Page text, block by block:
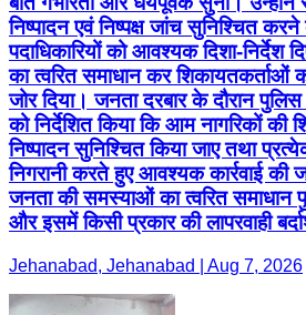
निष्पादन एवं निष्पक्ष जांच सुनिश्चित
पदाधिकारियों को आवश्यक दिशा-निर्देश
का त्वरित समाधान कर शिकायतकर्ताओं
जोर दिया। जनता दरबार के दौरान
को निर्देशित किया कि आम नागरिकों की
निष्पादन सुनिश्चित किया जाए तथा
निगरानी करते हुए आवश्यक कार्रवाई की
जनता की समस्याओं का त्वरित समाधान
और इसमें किसी प्रकार की लापरवाही
Jehanabad, Jehanabad | Aug 7, 2026